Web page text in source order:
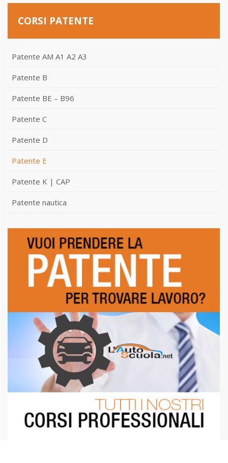
CORSI PATENTE
Patente AM A1 A2 A3
Patente B
Patente BE – B96
Patente C
Patente D
Patente E
Patente K | CAP
Patente nautica